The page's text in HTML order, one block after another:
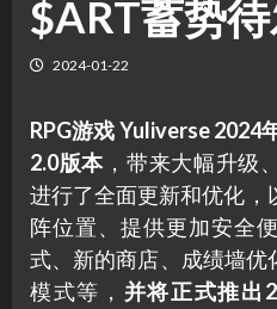
$ART蓄势待
2024-01-22
RPG游戏 Yuliverse 2024
2.0版本 ，带来大幅升级
进行了全面更新和优化，
阵位置、提供更加安全
式、新的商店、成绩墙优
模式等， 并将正式推出